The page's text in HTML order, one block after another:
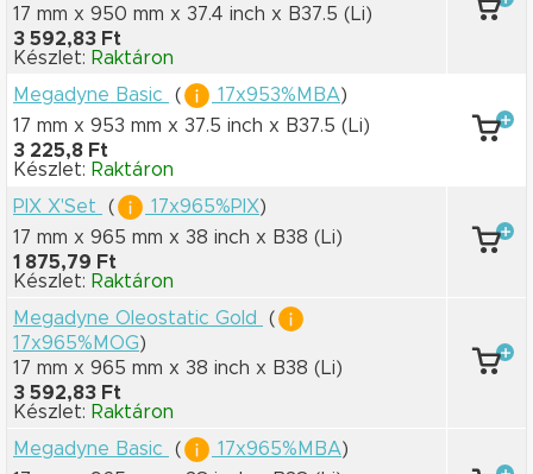
17 mm x 950 mm x 37.4 inch x B37.5 (Li)
3 592,83 Ft
Készlet: Raktáron
Megadyne Basic
( 17x953%MBA)
17 mm x 953 mm x 37.5 inch x B37.5 (Li)
3 225,8 Ft
Készlet: Raktáron
PIX X'Set
( 17x965%PIX)
17 mm x 965 mm x 38 inch x B38 (Li)
1 875,79 Ft
Készlet: Raktáron
Megadyne Oleostatic Gold
(
17x965%MOG)
17 mm x 965 mm x 38 inch x B38 (Li)
3 592,83 Ft
Készlet: Raktáron
Megadyne Basic
( 17x965%MBA)